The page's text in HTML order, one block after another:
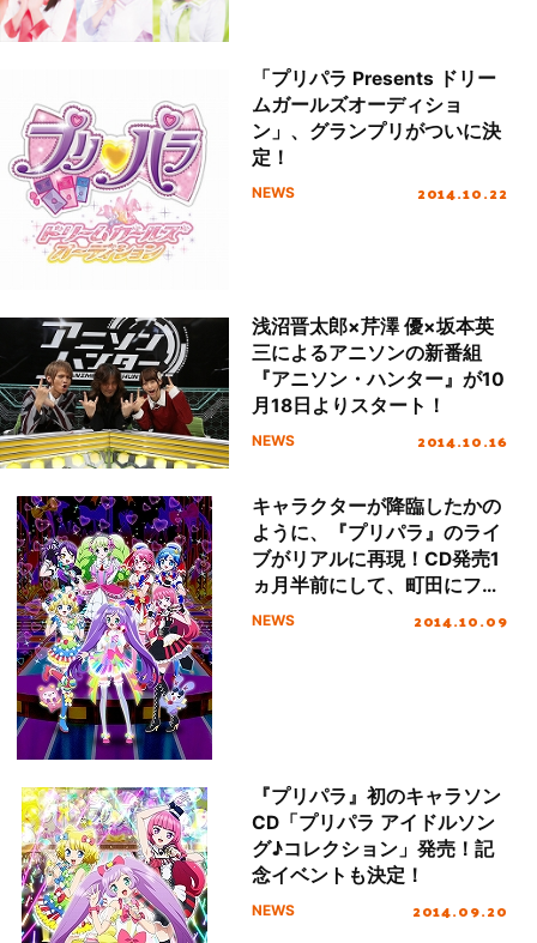
「プリパラ Presents ドリー
ムガールズオーディショ
ン」、グランプリがついに決
定！
NEWS 2014.10.22
浅沼晋太郎×芹澤 優×坂本英
三によるアニソンの新番組
『アニソン・ハンター』が10
月18日よりスタート！
NEWS 2014.10.16
キャラクターが降臨したかの
ように、『プリパラ』のライ
ブがリアルに再現！CD発売1
ヵ月半前にして、町田にファ
ン600人が集結！
NEWS 2014.10.09
『プリパラ』初のキャラソン
CD「プリパラ アイドルソン
グ♪コレクション」発売！記
念イベントも決定！
NEWS 2014.09.20